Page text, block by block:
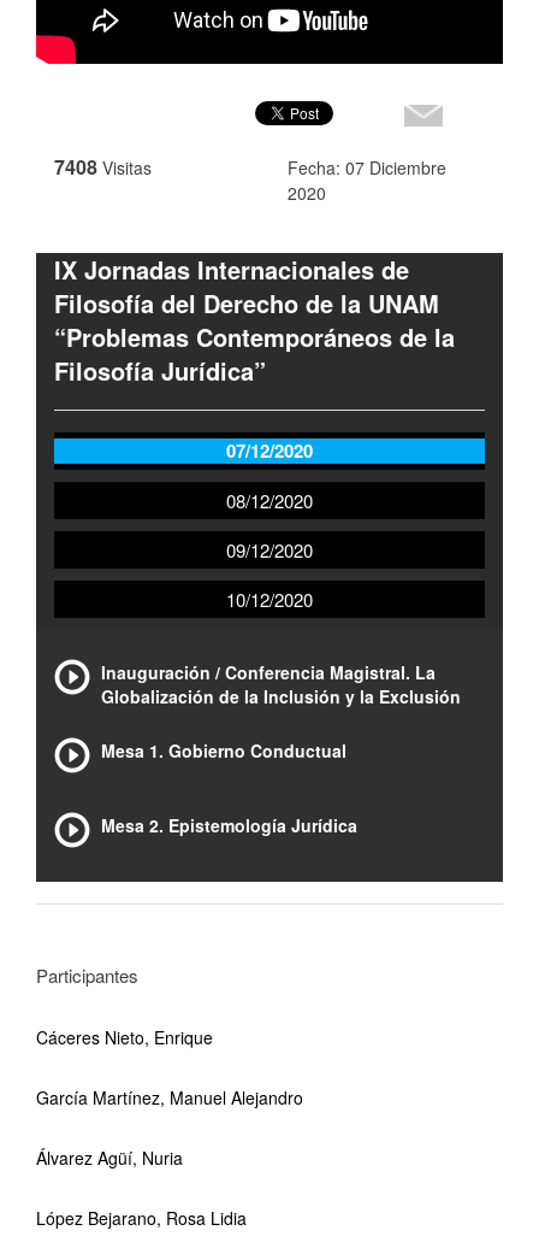
7408 Visitas
Fecha: 07 Diciembre
2020
IX Jornadas Internacionales de
Filosofía del Derecho de la UNAM
“Problemas Contemporáneos de la
Filosofía Jurídica”
07/12/2020
08/12/2020
09/12/2020
10/12/2020
Inauguración / Conferencia Magistral. La
Globalización de la Inclusión y la Exclusión
Mesa 1. Gobierno Conductual
Mesa 2. Epistemología Jurídica
Participantes
Cáceres Nieto, Enrique
García Martínez, Manuel Alejandro
Álvarez Agüí, Nuria
López Bejarano, Rosa Lidia